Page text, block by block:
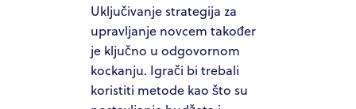
Uključivanje strategija za
upravljanje novcem također
je ključno u odgovornom
kockanju. Igrači bi trebali
koristiti metode kao što su